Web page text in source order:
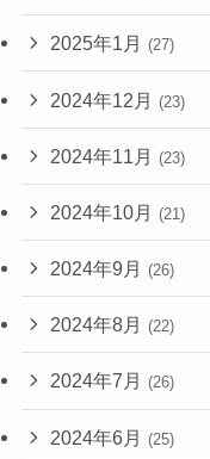
2025年1月 (27)
2024年12月 (23)
2024年11月 (23)
2024年10月 (21)
2024年9月 (26)
2024年8月 (22)
2024年7月 (26)
2024年6月 (25)